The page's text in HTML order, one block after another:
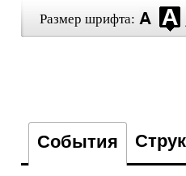
Размер шрифта:
События